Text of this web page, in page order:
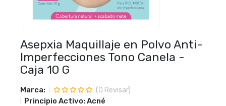
Asepxia Maquillaje en Polvo Anti-
Imperfecciones Tono Canela -
Caja 10 G
Marca: (0 Revisar)
Principio Activo: Acné